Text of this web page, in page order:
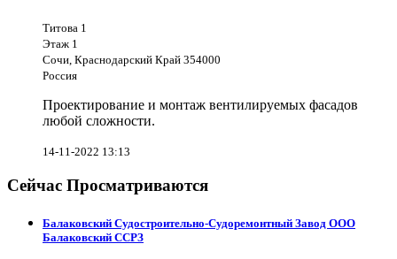
Титова 1
Этаж 1
Сочи, Краснодарский Край 354000
Россия
Проектирование и монтаж вентилируемых фасадов
любой сложности.
14-11-2022 13:13
Сейчас Просматриваются
Балаковский Судостроительно-Судоремонтный Завод ООО
Балаковский ССРЗ